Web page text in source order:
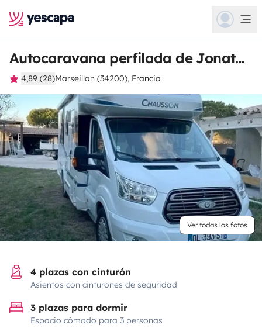
Autocaravana perfilada de Jonathan
4,89 (28)Marseillan (34200), Francia
Ver todas las fotos
4 plazas con cinturón
Asientos con cinturones de seguridad
3 plazas para dormir
Espacio cómodo para 3 personas